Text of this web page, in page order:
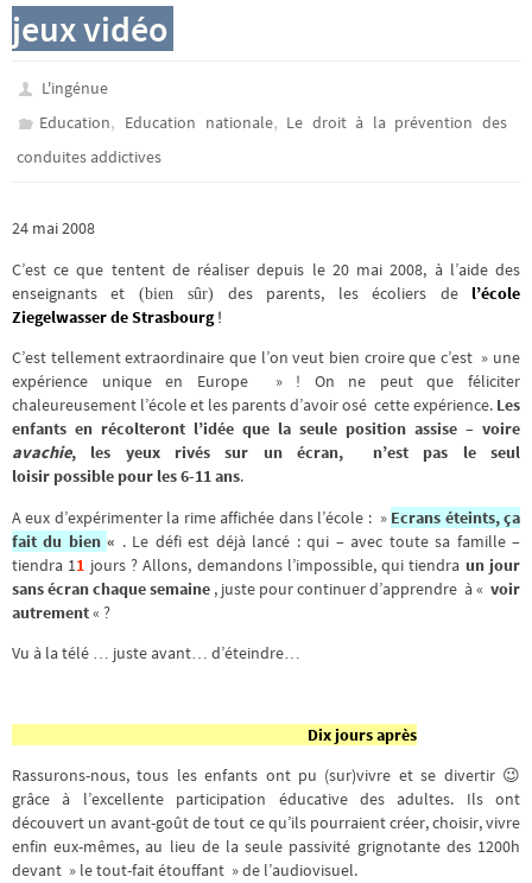
jeux vidéo
L'ingénue
Education, Education nationale, Le droit à la prévention des
conduites addictives
24 mai 2008
C’est ce que tentent de réaliser depuis le 20 mai 2008, à l’aide des
enseignants et (bien sûr) des parents, les écoliers del’école
Ziegelwasser de Strasbourg !
C’est tellementextraordinaireque l’on veut bien croire que c’est » une
expérience unique en Europe » ! On ne peut que féliciter
chaleureusement l’école et les parents d’avoir osé cette expérience. Les
enfants en récolteront l’idée que la seule position assise – voire
avachie, les yeux rivés sur un écran, n’est pas le seul
loisir possible pour les 6-11 ans.
A eux d’expérimenter la rime affichée dans l’école : » Ecrans éteints, ça
fait du bien« . Le défi est déjà lancé : qui – avec toute sa famille –
tiendra 11 jours ? Allons, demandons l’impossible, qui tiendra un jour
sans écran chaque semaine , juste pour continuer d’apprendre à « voir
autrement« ?
Vu à la télé … juste avant… d’éteindre…
Dix jours après
Rassurons-nous, tous les enfants ont pu (sur)vivre et se divertir 😉
grâce à l’excellente participation éducative des adultes. Ils ont
découvert un avant-goût de tout ce qu’ils pourraient créer, choisir, vivre
enfin eux-mêmes, au lieu de la seule passivité grignotante des 1200h
devant » le tout-fait étouffant » de l’audiovisuel.